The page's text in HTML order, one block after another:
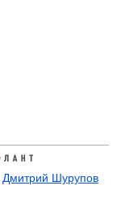
Дмитрий Шурупов